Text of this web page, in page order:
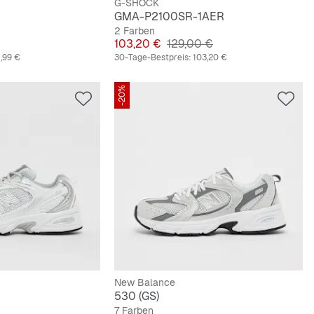
€
G-SHOCK
GMA-P2100SR-1AER
2 Farben
Preis
103,20 € Originalpreis
129,00 €
30-Tage-Bestpreis:103,20 €
-20%
New Balance
530 (GS)
7 Farben